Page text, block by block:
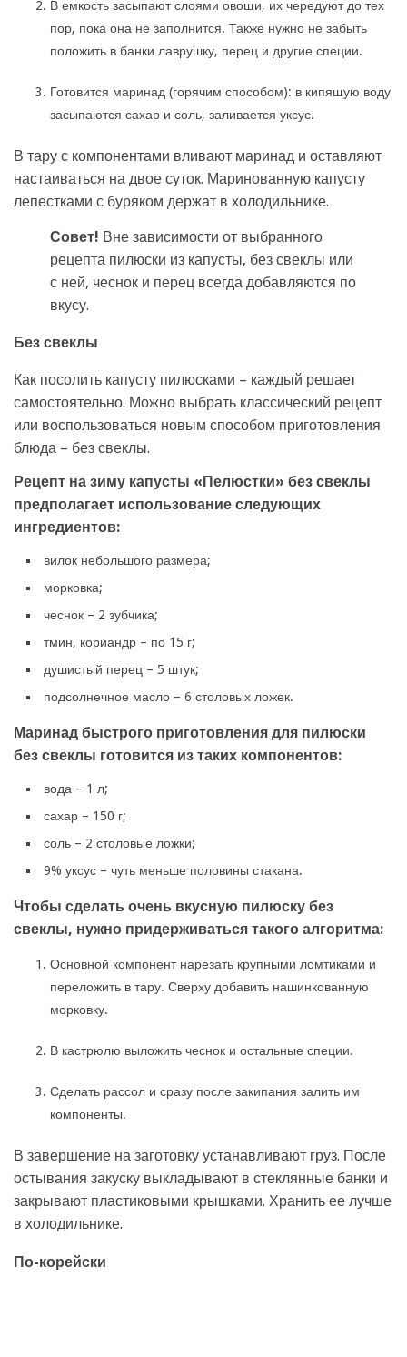
В емкость засыпают слоями овощи, их чередуют до тех
пор, пока она не заполнится. Также нужно не забыть
положить в банки лаврушку, перец и другие специи.
Готовится маринад (горячим способом): в кипящую воду
засыпаются сахар и соль, заливается уксус.
В тару с компонентами вливают маринад и оставляют
настаиваться на двое суток. Маринованную капусту
лепестками с буряком держат в холодильнике.
Совет! Вне зависимости от выбранного
рецепта пилюски из капусты, без свеклы или
с ней, чеснок и перец всегда добавляются по
вкусу.
Без свеклы
Как посолить капусту пилюсками – каждый решает
самостоятельно. Можно выбрать классический рецепт
или воспользоваться новым способом приготовления
блюда – без свеклы.
Рецепт на зиму капусты «Пелюстки» без свеклы
предполагает использование следующих
ингредиентов:
вилок небольшого размера;
морковка;
чеснок – 2 зубчика;
тмин, кориандр – по 15 г;
душистый перец – 5 штук;
подсолнечное масло – 6 столовых ложек.
Маринад быстрого приготовления для пилюски
без свеклы готовится из таких компонентов:
вода – 1 л;
сахар – 150 г;
соль – 2 столовые ложки;
9% уксус – чуть меньше половины стакана.
Чтобы сделать очень вкусную пилюску без
свеклы, нужно придерживаться такого алгоритма:
Основной компонент нарезать крупными ломтиками и
переложить в тару. Сверху добавить нашинкованную
морковку.
В кастрюлю выложить чеснок и остальные специи.
Сделать рассол и сразу после закипания залить им
компоненты.
В завершение на заготовку устанавливают груз. После
остывания закуску выкладывают в стеклянные банки и
закрывают пластиковыми крышками. Хранить ее лучше
в холодильнике.
По-корейски